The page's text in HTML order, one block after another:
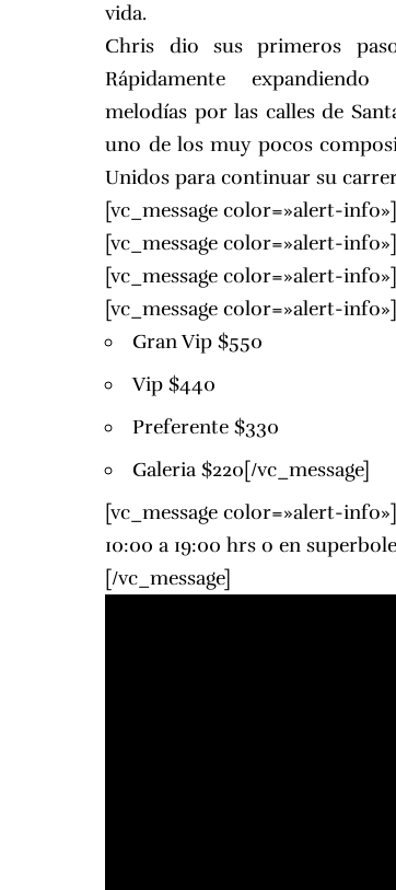
vida.
Chris dio sus primeros
Rápidamente
melodías por las calles de
uno de los muy pocos
Unidos para continuar su
[vc_message color=»alert-
[vc_message color=»alert-
[vc_message color=»alert-
[vc_message color=»alert-
Gran Vip $550
Vip $440
Preferente $330
Galeria $220[/vc_message]
[vc_message color=»alert-
10:00 a 19:00 hrs o en
[/vc_message]